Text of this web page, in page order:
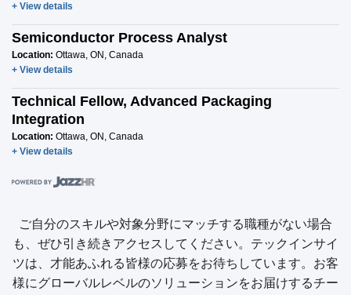
+ View details
Semiconductor Process Analyst
Location: Ottawa, ON, Canada
+ View details
Technical Fellow, Advanced Packaging
Integration
Location: Ottawa, ON, Canada
+ View details
ご自分のスキルや対象分野にマッチする職種がない場合
も、ぜひ引き続きアクセスしてください。テックインサイ
ツは、才能あふれる皆様の応募をお待ちしています。お客
様にグローバルレベルのソリューションをお届けするチー